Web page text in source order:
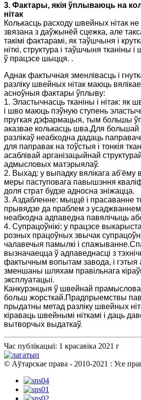
3. Фактары, якія ўплываюць на
нітак
Колькасць расходу швейных нітак не
звязана з даўжынёй сцежка, але
такімі фактарамі, як таўшчыня і
ніткі, структура і таўшчыня тканіны
ў працэсе шыцця. .
Аднак фактычная зменлівасць і
разліку швейных нітак маюць
асноўныя фактары ўплыву:
1. Эластычнасць тканіны і нітак: як
і шво маюць пэўную ступень
пругкая дэфармацыя, тым большы
аказвае колькасць шва.Для большай
разлікаў неабходна дадаць
для паправак на тоўстыя і тонкія
асаблівай арганізацыйнай
адмысловых матэрыялаў.
2. Выхад: у выпадку вялікага аб'ёму
меры паступовага павышэння
доля страт будзе адносна зніжацца.
3. Аздабленне: мыццё і прасаванне
прывядзе да праблем з
неабходна адпаведна павялічыць
4. Супрацоўнікі: у працэсе
розных працоўных звычак
чалавечыя памылкі і
вызначаецца ў адпаведнасці з
фактычным вопытам завода, і гэтыя
зменшаны шляхам правільнага
эксплуатацыі.
Канкурэнцыя ў швейнай
больш жорсткай.Прадпрыемствы
прыдатны метад разліку швейных
кіраваць швейнымі ніткамі і даць
вытворчых выдаткаў.
Час публікацыі: 1 красавіка 2021 г
© Аўтарскае права - 2010-2021 : Усе